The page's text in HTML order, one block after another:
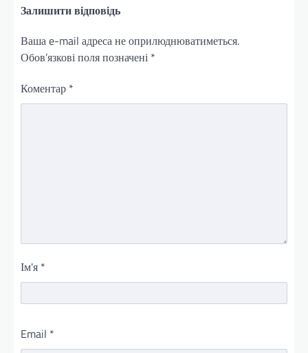
Залишити відповідь
Ваша e-mail адреса не оприлюднюватиметься.
Обов’язкові поля позначені *
Коментар *
Ім'я *
Email *